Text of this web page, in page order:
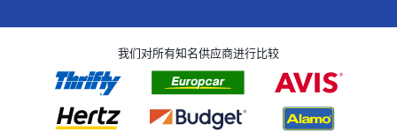
我们对所有知名供应商进行比较